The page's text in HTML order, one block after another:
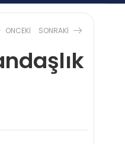
ONCEKI SONRAKI